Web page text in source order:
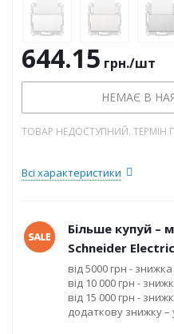
644.15 грн./шт
НЕМАЄ В
ТОВАР НЕДОСТУПНИЙ.
Всі характеристики
Більше купуй –
Schneider Electric
від 5000 грн - знижка
від 10 000 грн -
від 15 000 грн -
додаткову знижку